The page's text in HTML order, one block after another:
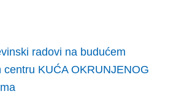
radovi na budućem
centru KUĆA OKRUNJENOG